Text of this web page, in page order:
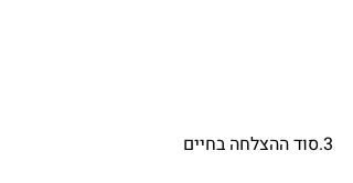
3.סוד ההצלחה בחיים